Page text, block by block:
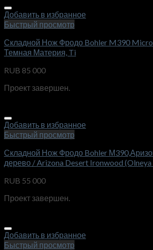
Добавить в избранное
Быстрый просмотр
Складной Нож Фродо Bohler M390
Темная Материя, Ti
RUB 85 000
Проект завершен.
Добавить в избранное
Быстрый просмотр
Складной Нож Фродо Bohler
дерево / Arizona Desert Ironwood
RUB 55 000
Проект завершен.
Добавить в избранное
Быстрый просмотр